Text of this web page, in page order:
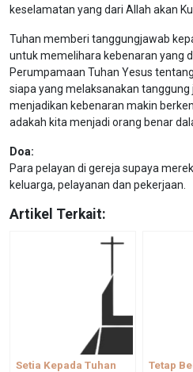
keselamatan yang dari Allah akan
Tuhan memberi tanggungjawab
untuk memelihara kebenaran yang
Perumpamaan Tuhan Yesus
siapa yang melaksanakan
menjadikan kebenaran makin
adakah kita menjadi orang benar
Doa:
Para pelayan di gereja supaya
keluarga, pelayanan dan pekerjaan.
Artikel Terkait:
Setia Kepada Tuhan
Tetap